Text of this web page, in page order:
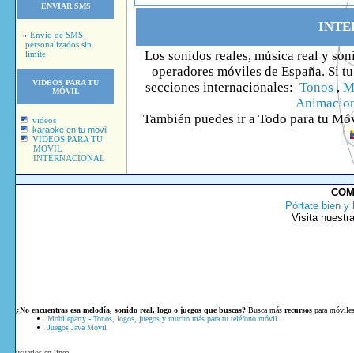
ENVIAR SMS
» Envio de SMS
personalizados sin
límite
VIDEOS PARA TU
MÓVIL
videos
karaoke en tu movil
VIDEOS PARA TU
MOVIL
INTERNACIONAL
Los sonidos reales, música real y
operadores móviles de España. Si
secciones internacionales: Tonos ,
También puedes ir a Todo para tu
Pórtate bien y
Visita
¿No encuentras esa melodía, sonido real, logo o juegos que buscas? Busca más recursos para
Mobileparty - Tonos, logos, juegos y mucho más para tu teléfono móvil.
Juegos Java Movil